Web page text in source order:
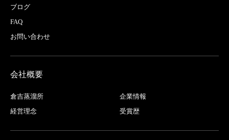
ブログ
FAQ
お問い合わせ
会社概要
倉吉蒸溜所
企業情報
経営理念
受賞歴